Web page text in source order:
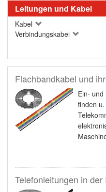
Leitungen und Kabel
Kabel
Verbindungskabel
Flachbandkabel und
Ein-
finden
Telefonleitungen in der